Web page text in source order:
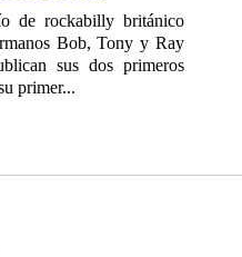
de rockabilly británico
Bob, Tony y Ray
sus dos primeros
primer...